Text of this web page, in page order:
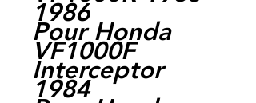
1986
Pour Honda
VF1000F
Interceptor
1984